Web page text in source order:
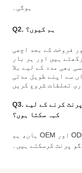
ہوگی۔
Q2. ہم کیوں؟
فروخت کے بعد اچھی
ہیں اور ہر بار
بھی مدد کے لیے بلا
سے اپنے طویل مدتی
Q3. کیا میں آپ سے مصنوعات پر اپنا لوگو پرنٹ کرنے کے لیے
کہہ سکتا ہوں؟
ہاں، ہم OEM اور ODM سروس پیش کرتے ہیں۔ لہذا ہم آپ کے
پرنٹ کرسکتے ہیں۔